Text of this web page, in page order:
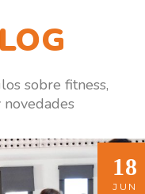
sobre fitness,
novedades
18
JUN
18
JUN